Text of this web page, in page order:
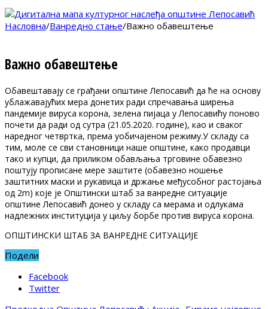
Насловна/Ванредно стање/Важно обавештење
Важно обавештење
Обавештавају се грађани општине Лепосавић да ће на основу
ублажавајућих мера донетих ради спречавања ширења
пандемије вируса корона, зелена пијаца у Лепосавићу поново
почети да ради од сутра (21.05.2020. године), као и сваког
наредног четвртка, према уобичајеном режиму.У складу са
тим, моле се сви становници наше општине, како продавци
тако и купци, да приликом обављања трговине обавезно
поштују прописане мере заштите (обавезно ношење
заштитних маски и рукавица и држање међусобног растојања
од 2m) које је Општински штаб за ванредне ситуације
општине Лепосавић донео у складу са мерама и одлукама
надлежних институција у циљу борбе против вируса корона.
ОПШТИНСКИ ШТАБ ЗА ВАНРЕДНЕ СИТУАЦИЈЕ
Подели
Facebook
Twitter